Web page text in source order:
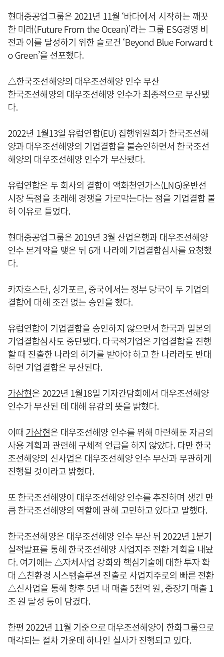
현대중공업그룹은 2021년 11월 ‘바다에서 시작하는 깨끗
한 미래(Future From the Ocean)’라는 그룹 ESG경영 비
전과 이를 달성하기 위한 슬로건 ‘Beyond Blue Forward t
o Green’을 선포했다.
△한국조선해양의 대우조선해양 인수 무산
한국조선해양의 대우조선해양 인수가 최종적으로 무산됐
다.
2022년 1월13일 유럽연합(EU) 집행위원회가 한국조선해
양과 대우조선해양의 기업결합을 불승인하면서 한국조선
해양의 대우조선해양 인수가 무산됐다.
유럽연합은 두 회사의 결합이 액화천연가스(LNG)운반선
시장 독점을 초래해 경쟁을 가로막는다는 점을 기업결합 불
허 이유로 들었다.
현대중공업그룹은 2019년 3월 산업은행과 대우조선해양
인수 본계약을 맺은 뒤 6개 나라에 기업결합심사를 요청했
다.
카자흐스탄, 싱가포르, 중국에서는 정부 당국이 두 기업의
결합에 대해 조건 없는 승인을 했다.
유럽연합이 기업결합을 승인하지 않으면서 한국과 일본의
기업결합심사도 중단됐다. 다국적기업은 기업결합을 진행
할 때 진출한 나라의 허가를 받아야 하고 한 나라라도 반대
하면 기업결합은 무산된다.
가삼현은 2022년 1월18일 기자간담회에서 대우조선해양
인수가 무산된 데 대해 유감의 뜻을 밝혔다.
이때 가삼현은 대우조선해양 인수를 위해 마련해둔 자금의
사용 계획과 관련해 구체적 언급을 하지 않았다. 다만 한국
조선해양의 신사업은 대우조선해양 인수 무산과 무관하게
진행될 것이라고 밝혔다.
또 한국조선해양이 대우조선해양 인수를 추진하며 생긴 만
큼 한국조선해양의 역할에 관해 고민하고 있다고 말했다.
한국조선해양은 대우조선해양 인수 무산 뒤 2022년 1분기
실적발표를 통해 한국조선해양 사업지주 전환 계획을 내놨
다. 여기에는 △자체사업 강화와 핵심기술에 대한 투자 확
대 △친환경 시스템솔루션 진출로 사업지주로의 빠른 전환
△신사업을 통해 향후 5년 내 매출 5천억 원, 중장기 매출 1
조 원 달성 등이 담겼다.
한편 2022년 11월 기준으로 대우조선해양이 한화그룹으로
매각되는 절차 가운데 하나인 실사가 진행되고 있다.